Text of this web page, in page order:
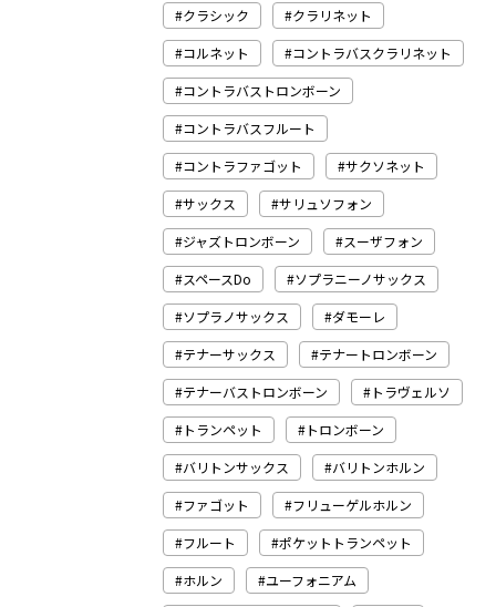
クラシック
クラリネット
コルネット
コントラバスクラリネット
コントラバストロンボーン
コントラバスフルート
コントラファゴット
サクソネット
サックス
サリュソフォン
ジャズトロンボーン
スーザフォン
スペースDo
ソプラニーノサックス
ソプラノサックス
ダモーレ
テナーサックス
テナートロンボーン
テナーバストロンボーン
トラヴェルソ
トランペット
トロンボーン
バリトンサックス
バリトンホルン
ファゴット
フリューゲルホルン
フルート
ポケットトランペット
ホルン
ユーフォニアム